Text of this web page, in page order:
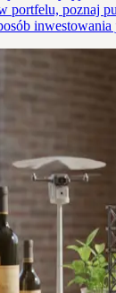
portfelu, poznaj
inwestowania